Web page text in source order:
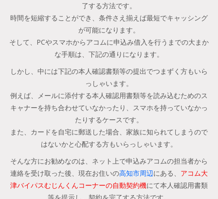
了する方法です。
時間を短縮することができ、条件さえ揃えば最短でキャッシング
が可能になります。
そして、PCやスマホからアコムに申込み借入を行うまでの大まか
な手順は、下記の通りになります。
しかし、中には下記の本人確認書類等の提出でつまずく方もいら
っしゃいます。
例えば、メールに添付する本人確認用書類等を読み込むためのス
キャナーを持ち合わせていなかったり、スマホを持っていなかっ
たりするケースです。
また、カードを自宅に郵送した場合、家族に知られてしまうので
はないかと心配する方もいらっしゃいます。
そんな方にお勧めなのは、ネット上で申込みアコムの担当者から
連絡を受け取った後、現在お住いの高知市周辺にある、 アコム大
津バイパスむじんくんコーナーの自動契約機にて本人確認用書類
等を提示し、契約を完了する方法です。